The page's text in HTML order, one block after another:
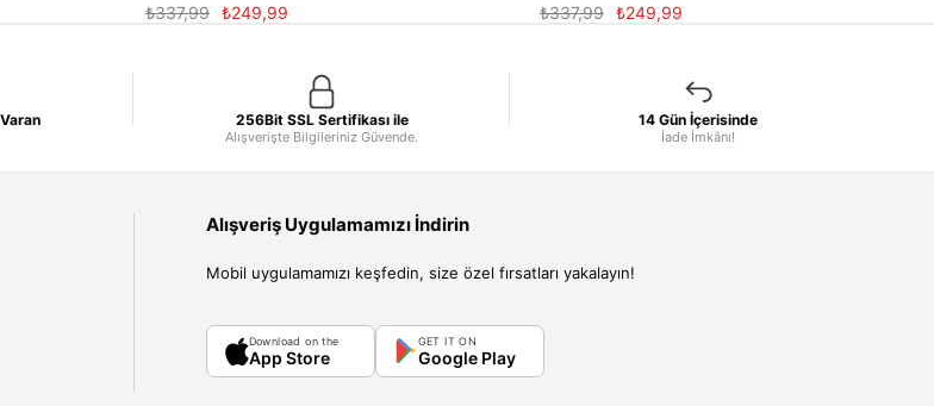
₺249,99
₺337,99
₺249,99
₺337,99
256Bit SSL Sertifikası ile
Alışverişte Bilgileriniz Güvende.
14 Gün İçerisinde
İade İmkânı!
Alışveriş Uygulamamızı İndirin
Mobil uygulamamızı keşfedin, size özel fırsatları yakalayın!
Download on the
App Store
GET IT ON
Google Play